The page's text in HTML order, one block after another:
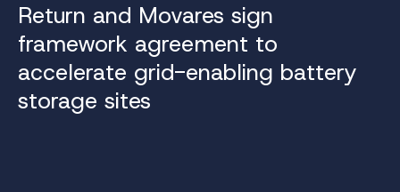
Return and Movares sign
framework agreement to
accelerate grid-enabling battery
storage sites